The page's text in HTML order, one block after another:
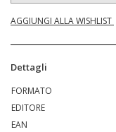
AGGIUNGI ALLA WISHLIST
Dettagli
FORMATO
EDITORE
EAN